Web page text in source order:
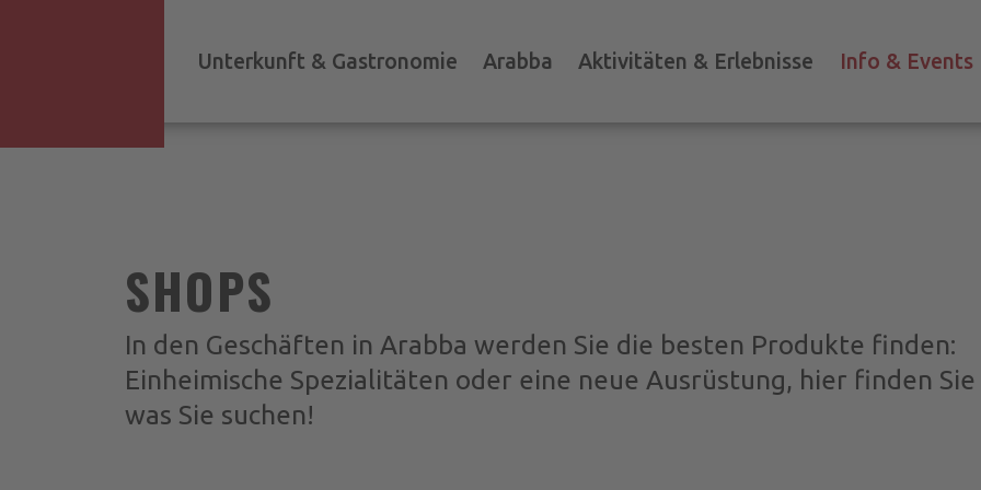
Unterkunft & Gastronomie Arabba Aktivitäten & Erlebnisse
Info & Events
SHOPS
In den Geschäften in Arabba werden Sie die besten Produkte finden:
Einheimische Spezialitäten oder eine neue Ausrüstung, hier finden Sie
was Sie suchen!